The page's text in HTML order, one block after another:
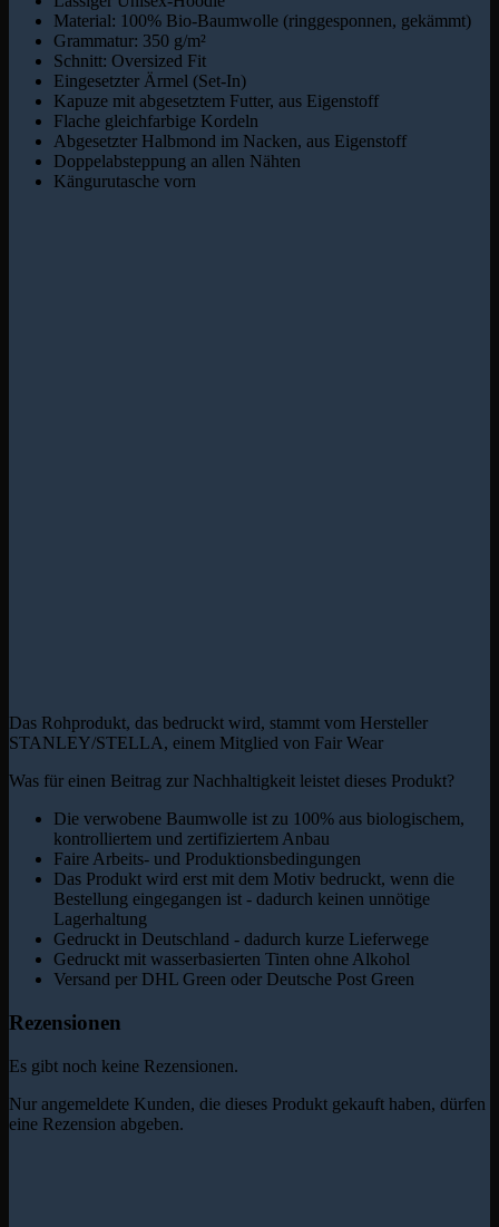
Material: 100% Bio-Baumwolle (ringgesponnen, gekämmt)
Grammatur: 350 g/m²
Schnitt: Oversized Fit
Eingesetzter Ärmel (Set-In)
Kapuze mit abgesetztem Futter, aus Eigenstoff
Flache gleichfarbige Kordeln
Abgesetzter Halbmond im Nacken, aus Eigenstoff
Doppelabsteppung an allen Nähten
Kängurutasche vorn
Das Rohprodukt, das bedruckt wird, stammt vom Hersteller
STANLEY/STELLA, einem Mitglied von Fair Wear
Was für einen Beitrag zur Nachhaltigkeit leistet dieses Produkt?
Die verwobene Baumwolle ist zu 100% aus biologischem,
kontrolliertem und zertifiziertem Anbau
Faire Arbeits- und Produktionsbedingungen
Das Produkt wird erst mit dem Motiv bedruckt, wenn die
Bestellung eingegangen ist - dadurch keinen unnötige
Lagerhaltung
Gedruckt in Deutschland - dadurch kurze Lieferwege
Gedruckt mit wasserbasierten Tinten ohne Alkohol
Versand per DHL Green oder Deutsche Post Green
Rezensionen
Es gibt noch keine Rezensionen.
Nur angemeldete Kunden, die dieses Produkt gekauft haben, dürfen
eine Rezension abgeben.